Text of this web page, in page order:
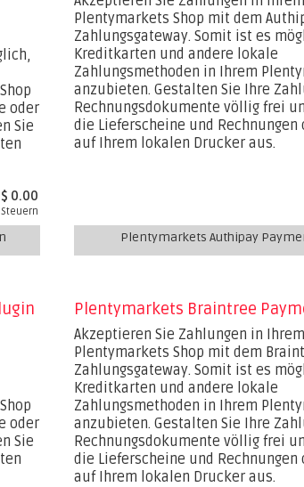
oder
Sie
$ 0.00
Plentymarkets Shop mit dem
Zahlungsgateway. Somit ist es
Kreditkarten und andere lokale
Zahlungsmethoden in Ihrem
anzubieten. Gestalten Sie Ihre
Rechnungsdokumente völlig frei
die Lieferscheine und Rechnungen
auf Ihrem lokalen Drucker aus.
Plentymarkets Authipay
oder
Sie
Plentymarkets Braintree
Akzeptieren Sie Zahlungen in Ihrem
Plentymarkets Shop mit dem
Zahlungsgateway. Somit ist es
Kreditkarten und andere lokale
Zahlungsmethoden in Ihrem
anzubieten. Gestalten Sie Ihre
Rechnungsdokumente völlig frei
die Lieferscheine und Rechnungen
auf Ihrem lokalen Drucker aus.